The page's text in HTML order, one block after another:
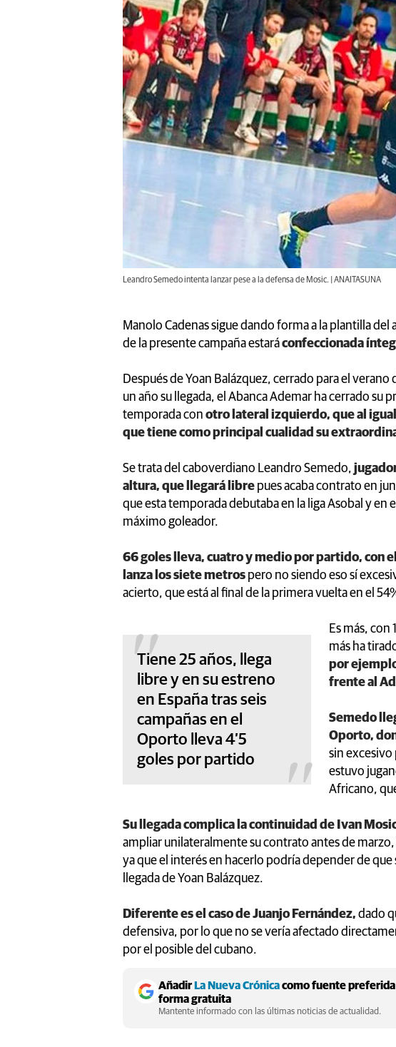
Leandro Semedo intenta lanzar pese a la defensa de Mosic. | ANAITASUNA
Manolo Cadenas sigue dando forma a la plantilla
de la presente campaña estaráconfeccionada
Después de Yoan Balázquez, cerrado para el
un año su llegada, el Abanca Ademar ha cerrado su
temporada con otro lateral izquierdo, que al igual
que tiene como principal cualidad su
Se trata del caboverdiano Leandro Semedo,
altura, que llegará libre pues acaba contrato en
que esta temporada debutaba en la liga Asobal y en
máximo goleador.
66 goles lleva, cuatro y medio por partido, con
lanza los siete metros pero no siendo eso sí
acierto, que está al final de la primera vuelta en el
Tiene 25 años, llega
libre y en su estreno
en España tras seis
campañas en el
Oporto lleva 4’5
goles por partido
Es más,
más ha
por
frente al
Semedo
Oporto,
sin
estuvo
Africano,
Su llegada complica la continuidad de Ivan
ampliar unilateralmente su contrato antes de
ya que el interés en hacerlo podría depender de que
llegada de Yoan Balázquez.
Diferente es el caso de Juanjo Fernández, dado
defensiva, por lo que no se vería afectado
por el posible del cubano.
AñadirLa Nueva Crónicacomo fuente preferida
forma gratuita
Mantente informado con las últimas noticias de actualidad.